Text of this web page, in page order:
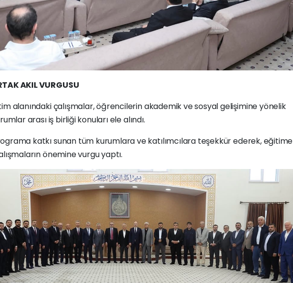
AKIL VURGUSU
alanındaki çalışmalar, öğrencilerin akademik ve sosyal gelişimine yönelik
arası iş birliği konuları ele alındı.
katkı sunan tüm kurumlara ve katılımcılara teşekkür ederek, eğitime
önemine vurgu yaptı.